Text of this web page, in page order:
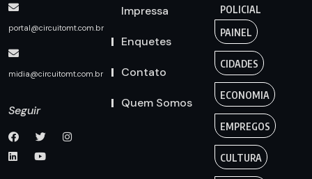
portal@circuitomt.com.br
midia@circuitomt.com.br
Seguir
Impressa
Enquetes
Contato
Quem Somos
POLICIAL
PAINEL
CIDADES
ECONOMIA
EMPREGOS
CULTURA